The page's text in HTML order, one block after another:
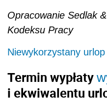
Opracowanie Sedlak
Kodeksu Pracy
Niewykorzystany
Termin wypłaty
i ekwiwalentu